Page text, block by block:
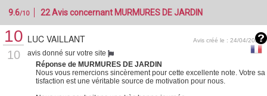
9.6/10 22 Avis concernant MURMURES DE JARDIN
10
10
LUC VAILLANT Avis créé le : 24/04/2026
avis donné sur votre site
Réponse de MURMURES DE JARDIN
Nous vous remercions sincèrement pour cette excellente note. Votre sa
tisfaction est une véritable source de motivation pour nous.